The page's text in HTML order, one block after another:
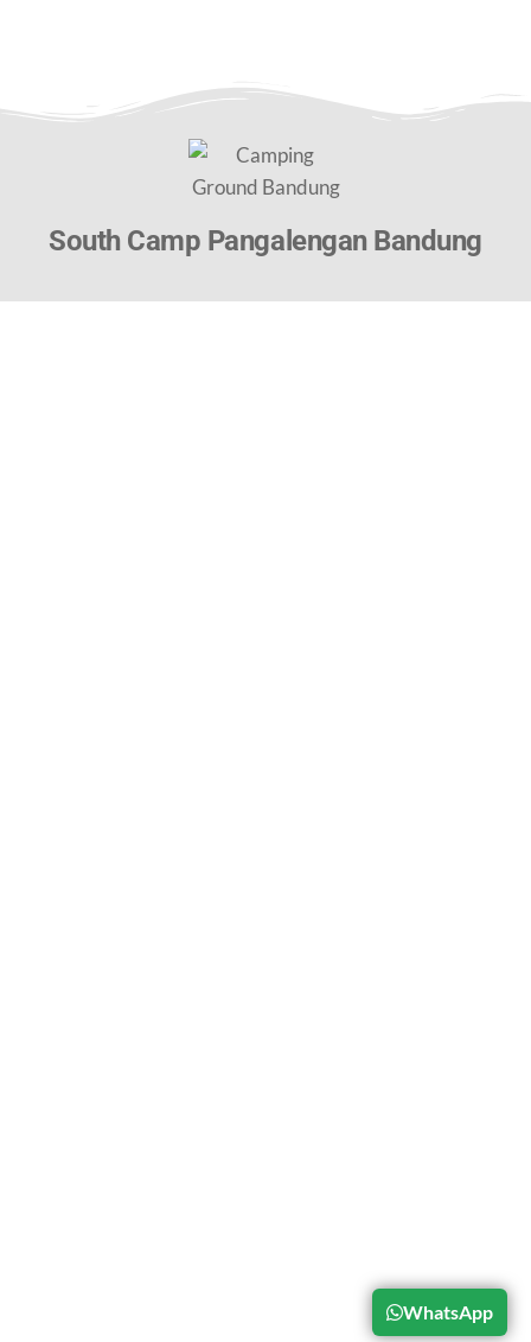
South Camp Pangalengan Bandung
WhatsApp